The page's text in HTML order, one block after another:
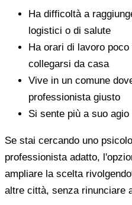
Ha difficoltà a
logistici o di salute
Ha orari di lavoro
collegarsi da casa
Vive in un comune
professionista giusto
Si sente più a suo
Se stai cercando uno
professionista adatto,
ampliare la scelta
altre città, senza rinunciare